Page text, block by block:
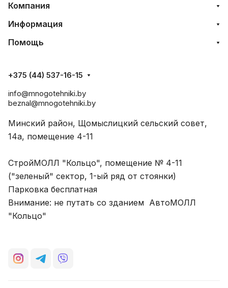
Компания
Информация
Помощь
+375 (44) 537-16-15
info@mnogotehniki.by
beznal@mnogotehniki.by
Минский район, Щомыслицкий сельский совет,
14а, помещение 4-11
СтройМОЛЛ "Кольцо", помещение № 4-11
("зеленый" сектор, 1-ый ряд от стоянки)
Парковка бесплатная
Внимание: не путать со зданием АвтоМОЛЛ
"Кольцо"